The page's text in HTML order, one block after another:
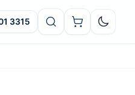
3315 Oscuro